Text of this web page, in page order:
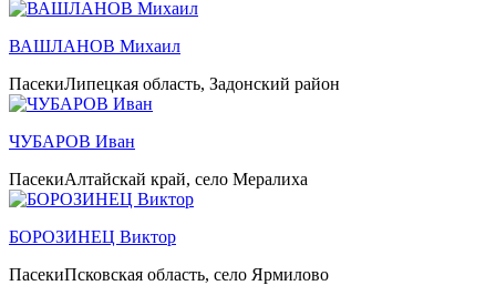
ВАШЛАНОВ Михаил
ПасекиЛипецкая область, Задонский район
ЧУБАРОВ Иван
ПасекиАлтайскай край, село Мералиха
БОРОЗИНЕЦ Виктор
ПасекиПсковская область, село Ярмилово